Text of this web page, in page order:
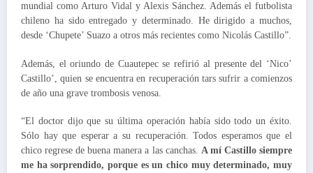
mundial como Arturo Vidal y Alexis Sánchez. Además el futbolista
chileno ha sido entregado y determinado. He dirigido a muchos,
desde ‘Chupete’ Suazo a otros más recientes como Nicolás Castillo”.
Además, el oriundo de Cuautepec se refirió al presente del ‘Nico’
Castillo’, quien se encuentra en recuperación tars sufrir a comienzos
de año una grave trombosis venosa.
“El doctor dijo que su última operación había sido todo un éxito.
Sólo hay que esperar a su recuperación. Todos esperamos que el
chico regrese de buena manera a las canchas. A mí Castillo siempre
me ha sorprendido, porque es un chico muy determinado, muy